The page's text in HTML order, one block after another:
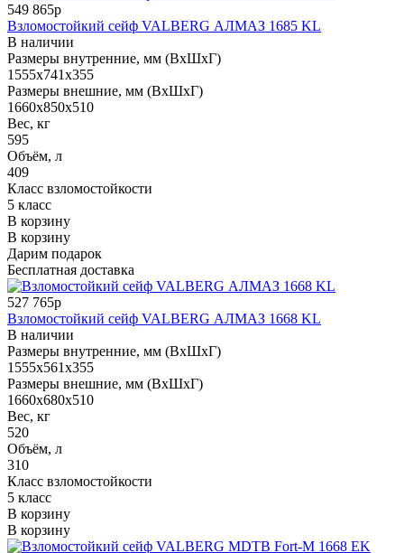
549 865р
Взломостойкий сейф VALBERG АЛМАЗ 1685 KL
В наличии
Размеры внутренние, мм (ВхШхГ)
1555x741x355
Размеры внешние, мм (ВхШхГ)
1660x850x510
Вес, кг
595
Объём, л
409
Класс взломостойкости
5 класс
В корзину
В корзину
Дарим подарок
Бесплатная доставка
527 765р
Взломостойкий сейф VALBERG АЛМАЗ 1668 KL
В наличии
Размеры внутренние, мм (ВхШхГ)
1555x561x355
Размеры внешние, мм (ВхШхГ)
1660x680x510
Вес, кг
520
Объём, л
310
Класс взломостойкости
5 класс
В корзину
В корзину